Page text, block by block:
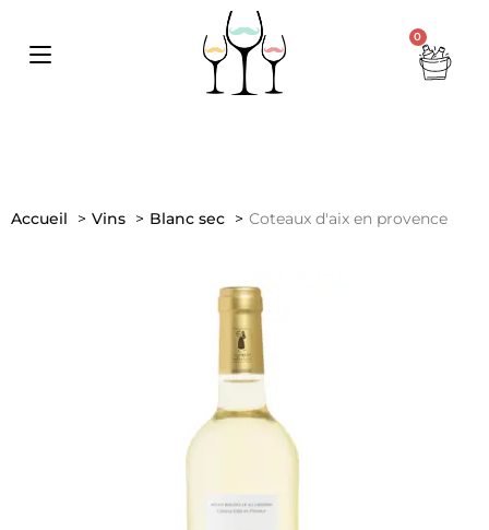
0
Accueil Vins Blanc sec Coteaux d'aix en provence